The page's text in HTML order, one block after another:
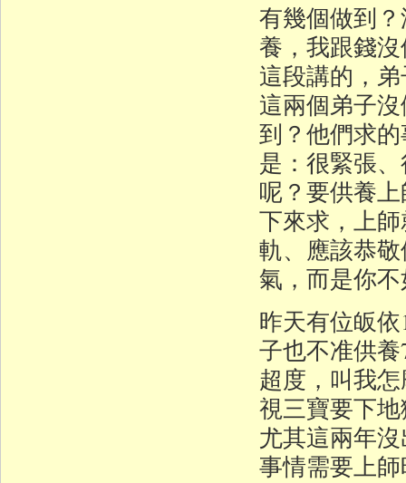
有幾個做到
養，我跟錢
這段講的，
這兩個弟子
到？他們求
是：很緊張
呢？要供養
下來求，上
軌、應該恭
氣，而是你
昨天有位皈
子也不准供
超度，叫我
視三寶要下
尤其這兩年
事情需要上